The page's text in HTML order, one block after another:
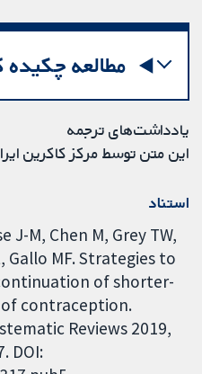
مطالعه چکیده
یادداشت‌های ترجمه
این متن توسط مرکز کاکرین
استناد
J-M, Chen M, Grey TW,
Gallo MF. Strategies to
of shorter-
contraception.
Reviews 2019,
DOI: